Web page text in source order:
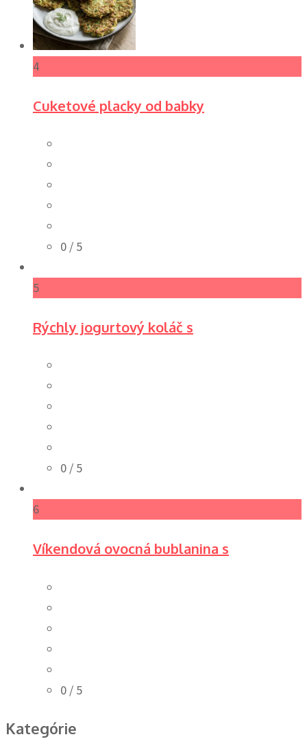
4
Cuketové placky od babky
0 / 5
5
Rýchly jogurtový koláč s
0 / 5
6
Víkendová ovocná bublanina s
0 / 5
Kategórie